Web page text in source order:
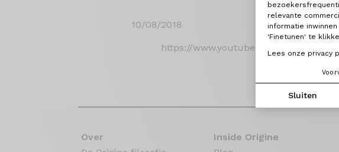
relevante
informatie
'Finetunen' te
Lees onze privacy
Sluiten
10/08/2018
https://www.youtube.com/
Over
Inside Origine